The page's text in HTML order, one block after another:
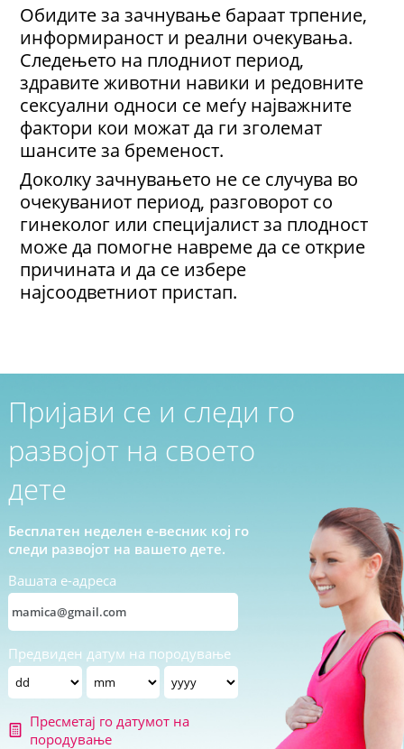
Обидите за зачнување бараат трпение,
информираност и реални очекувања.
Следењето на плодниот период,
здравите животни навики и редовните
сексуални односи се меѓу најважните
фактори кои можат да ги зголемат
шансите за бременост.
Доколку зачнувањето не се случува во
очекуваниот период, разговорот со
гинеколог или специјалист за плодност
може да помогне навреме да се открие
причината и да се избере
најсоодветниот пристап.
Пријави се и следи го
развојот на своето
дете
Бесплатен неделен е-весник кој го
следи развојот на вашето дете.
Вашата е-адреса
Предвиден датум на породување
Пресметај го датумот на
породување